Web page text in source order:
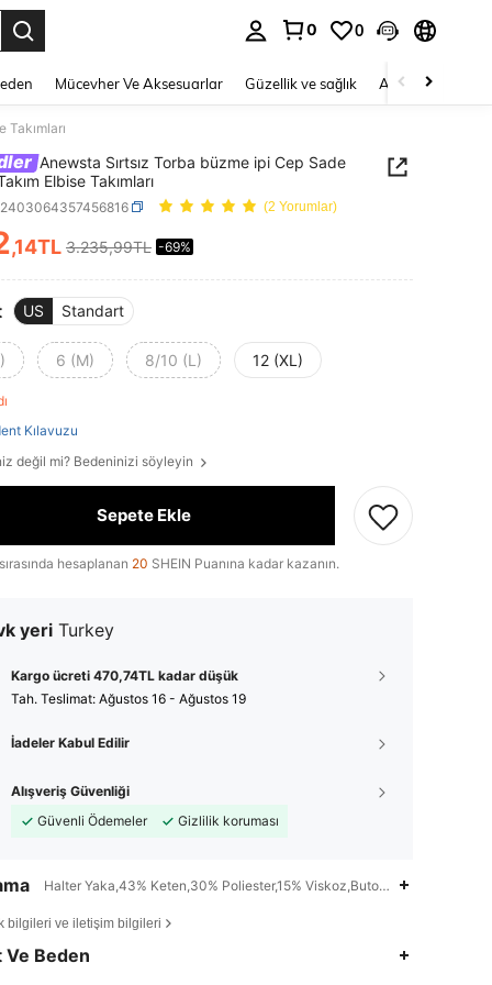
0 0
Mücevher Ve Aksesuarlar Güzellik ve sağlık Ayakkabı
Takımları
Anewsta Sırtsız Torba büzme ipi Cep Sade
Elbise Takımları
(2 Yorumlar)
AND AVAILABILITY
,14TL 3.235,99TL -69%
US Standart
6 (M) 8/10 (L) 12 (XL)
Kılavuzu
değil mi? Bedeninizi söyleyin
Sepete Ekle
hesaplanan 20 SHEIN Puanına kadar kazanın.
yeri Turkey
Kargo ücreti 470,74TL kadar düşük
Tah. Teslimat: Ağustos 16 - Ağustos 19
İadeler Kabul Edilir
Alışveriş Güvenliği
Güvenli Ödemeler
Gizlilik koruması
Halter Yaka,43% Keten,30% Poliester,15% Viskoz,Buton,Sırtsız,Asimetrik
bilgileri ve iletişim bilgileri
Ve Beden
4,85